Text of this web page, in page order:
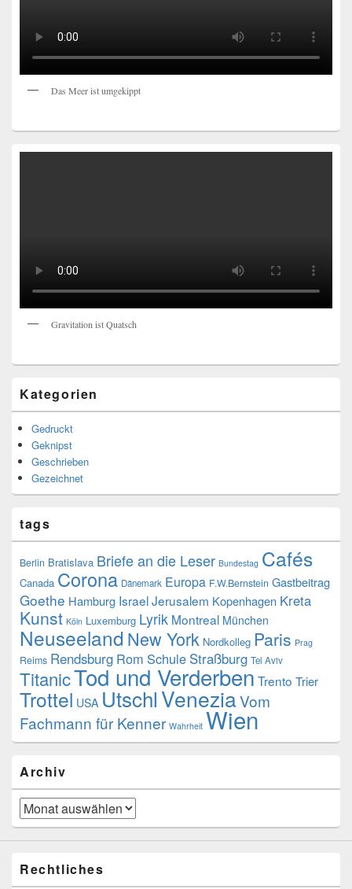
Das Meer ist umgekippt
Gravitation ist Quatsch
Kategorien
Gedruckt
Geknipst
Geschrieben
Gezeichnet
tags
Berlin Bratislava Briefe an die Leser Bundestag Cafés
Canada Corona Dänemark Europa F.W.Bernstein Gastbeitrag
Goethe Hamburg IsraelJerusalem Kopenhagen Kreta
Kunst Köln Luxemburg Lyrik Montreal München
Neuseeland New York Nordkolleg Paris Prag
Reims Rendsburg Rom Schule Straßburg Tel Aviv
TitanicTod und Verderben Trento Trier
Trottel USA UtschlVeneziaVom
Fachmann für Kenner Wahrheit Wien
Archiv
Archiv
Rechtliches